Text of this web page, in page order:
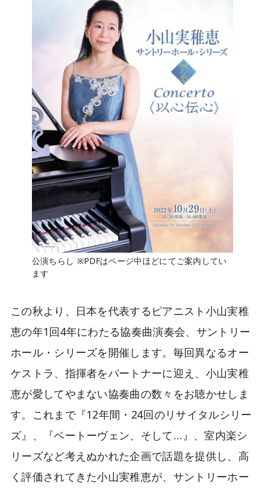
公演ちらし ※PDFはページ中ほどにてご案内してい
ます
この秋より、日本を代表するピアニスト小山実稚
恵の年1回4年にわたる協奏曲演奏会、サントリー
ホール・シリーズを開催します。毎回異なるオー
ケストラ、指揮者をパートナーに迎え、小山実稚
恵が愛してやまない協奏曲の数々をお聴かせしま
す。これまで『12年間・24回のリサイタルシリー
ズ』、『ベートーヴェン、そして...』、室内楽シ
リーズなど考えぬかれた企画で話題を提供し、高
く評価されてきた小山実稚恵が、サントリーホー